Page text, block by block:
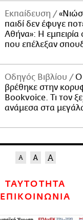
Εκπαίδευση
παιδί δεν έφυγε
Αθήνα»: Η εμπειρία
που επέλεξαν
Οδηγός Βιβλίου
Ο
βρέθηκε στην
Bookvoice. Τι τον
ανάμεσα στα
ΤΑΥΤΟΤΗΤΑ
ΕΠΙΚΟΙΝΩΝΙΑ